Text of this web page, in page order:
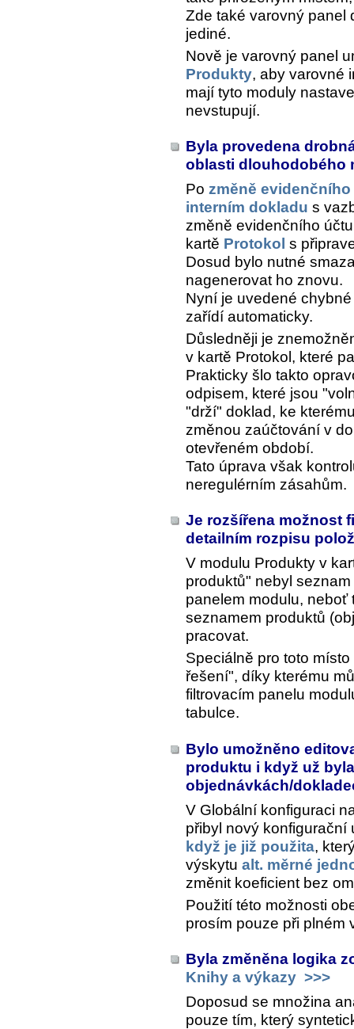
Zde také varovný panel
jediné.
Nově je varovný panel
Produkty, aby varovné
mají tyto moduly
nevstupují.
Byla provedena
oblasti dlouhodobého
Po změně
interním dokladu s
změně evidenčního
kartě Protokol s
Dosud bylo nutné
nagenerovat ho znovu.
Nyní je uvedené
zařídí automaticky.
Důsledněji je
v kartě Protokol , které
Prakticky šlo takto
odpisem, které jsou
"drží" doklad, ke
změnou zaúčtování v
otevřeném období.
Tato úprava však
neregulérním zásahům.
Je rozšířena možnost
detailním rozpisu
V modulu Produkty v
produktů" nebyl
panelem modulu,
seznamem produktů
pracovat.
Speciálně pro toto
řešení", díky kterému
filtrovacím panelu
tabulce.
Bylo umožněno
produktu i když už
objednávkách/
V Globální konfiguraci
přibyl nový konfigurační
když je již použita,
výskytu alt. měrné
změnit koeficient bez
Použití této možnosti
prosím pouze při plném
Byla změněna logika
Knihy a výkazy >>>
Doposud se množina
pouze tím, který